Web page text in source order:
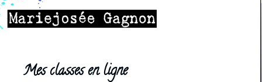
Mes classes en ligne